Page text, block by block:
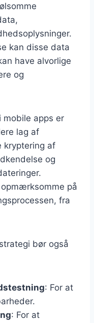
kan disse data
have alvorlige
og
mobile apps er
lag af
kryptering af
og
på
fra
bør også
: For at
: For at